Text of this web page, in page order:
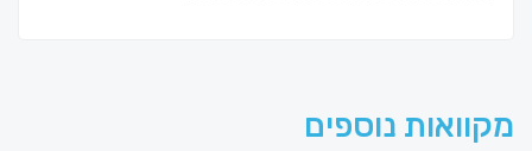
מקוואות נוספים